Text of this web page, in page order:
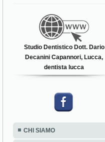
Studio Dentistico Dott. Dario
Decanini Capannori, Lucca,
dentista lucca
CHI SIAMO